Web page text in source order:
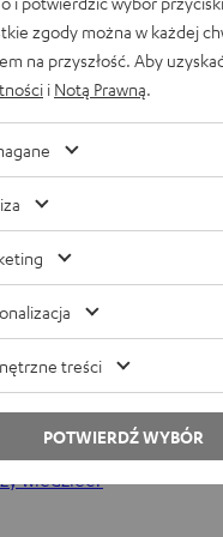
takie jak AIRY TWS
są dostępne jako
produktom, nawet
niskim ugięciu
wiedzieć?
zgody można w każdej
na przyszłość. Aby
i Notą Prawną.
treści
POTWIERDŹ WYBÓR